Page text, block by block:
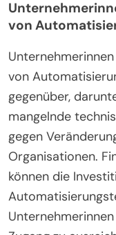
von
von
gegenüber,
mangelnde
gegen
Organisationen.
können die